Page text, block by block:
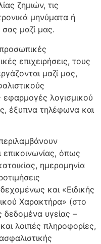
ζημιών, τις
μηνύματα ή
μαζί μας.
επιχειρήσεις, τους
μαζί μας,
εφαρμογές λογισμικού
έξυπνα τηλέφωνα και
όπως
ημερομηνία
και «Ειδικής
Χαρακτήρα» (στο
υγείας –
λοιπές πληροφορίες,